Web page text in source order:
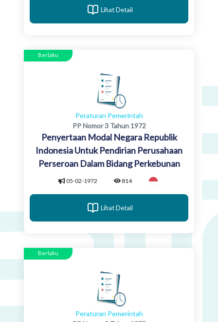
Lihat Detail
Berlaku
Peraturan Pemerintah
PP Nomor 3 Tahun 1972
Penyertaan Modal Negara Republik
Indonesia Untuk Pendirian Perusahaan
Perseroan Dalam Bidang Perkebunan
05-02-1972 814
Lihat Detail
Berlaku
Peraturan Pemerintah